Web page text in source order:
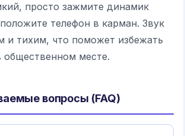
просто зажмите динамик
телефон в карман. Звук
и тихим, что поможет избежать
общественном месте.
вопросы (FAQ)